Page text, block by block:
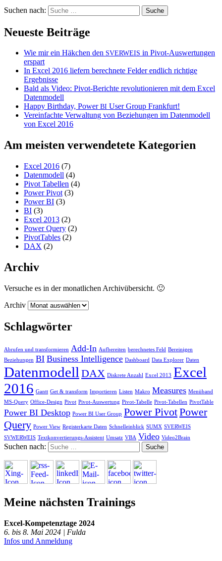
Suchen nach:
Neueste Beiträge
Wie mir ein Häkchen den SVERWEIS in Pivot-Auswertungen
erspart
In Excel 2016 liefern berechnete Felder endlich richtige
Ergebnisse
Bald als Video: Pivot-Berichte revolutionieren mit dem Excel
Datenmodell
Happy Birthday, PowerBI User Group Frankfurt!
Vereinfachte Verwaltung von Beziehungen im Datenmodell
von Excel 2016
Am meisten verwendetete Kategorien
Excel 2016 (7)
Datenmodell (4)
Pivot Tabellen (4)
Power Pivot (3)
Power BI (3)
BI (3)
Excel 2013 (2)
Power Query (2)
PivotTables (2)
DAX (2)
Archiv
Versuche es in der monatlichen Archivübersicht. 🙂
Archiv
Schlagwörter
Abrufen und transformieren Add-In Aufbereiten berechnetes Feld Bereinigen
Beziehungen BI Business Intelligence Dashboard Data Explorer Daten
Datenmodell DAX Diskrete Anzahl Excel 2013 Excel
2016 Gantt Get & transform Importieren Listen Makro Measures Menüband
MS-Query Office-Design Pivot Pivot-Auswertung Pivot-Tabelle Pivot-Tabellen PivotTable
Power BI Desktop Power BI User Group Power PivotPower
Query Power View Registerkarte Daten Schnelleinblick SUMX SVERWEIS
SVWERWEIS Textkonvertierungs-Assistent Umsatz VBA Video Video2Brain
Suchen nach:
Meine nächsten Trainings
Excel-Kompetenztage 2024
6. bis 8. Mai 2024 | Fulda
Infos und Anmeldung